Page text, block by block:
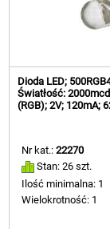
Dioda LED;
Światłość:
(RGB); 2V; 120mA;
Nr kat.:22270
Stan: 26 szt.
Ilość minimalna: 1
Wielokrotność: 1